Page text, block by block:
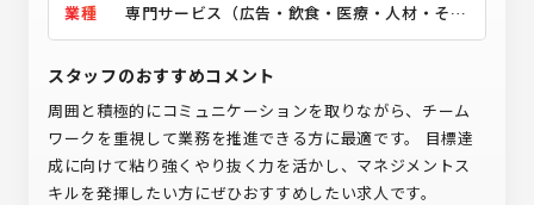
業種
専門サービス（広告・飲食・医療・人材・その
他）
スタッフのおすすめコメント
周囲と積極的にコミュニケーションを取りながら、チーム
ワークを重視して業務を推進できる方に最適です。 目標達
成に向けて粘り強くやり抜く力を活かし、マネジメントス
キルを発揮したい方にぜひおすすめしたい求人です。